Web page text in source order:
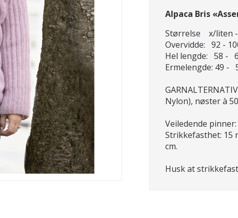
Alpaca Bris
Størrelse x/liten -
Overvidde: 92 -
Hel lengde: 58 -
Ermelengde: 49
Nylon), nøster à
Veiledende
Strikkefasthet: 15
cm.
Husk at